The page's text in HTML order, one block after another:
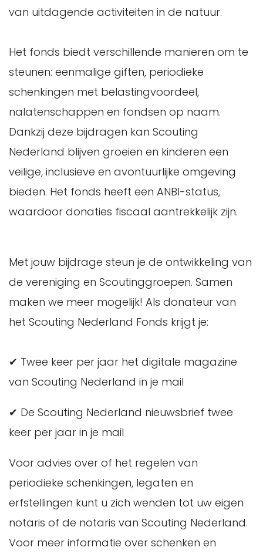
van uitdagende activiteiten in de natuur.
Het fonds biedt verschillende manieren om te
steunen: eenmalige giften, periodieke
schenkingen met belastingvoordeel,
nalatenschappen en fondsen op naam.
Dankzij deze bijdragen kan Scouting
Nederland blijven groeien en kinderen een
veilige, inclusieve en avontuurlijke omgeving
bieden. Het fonds heeft een ANBI-status,
waardoor donaties fiscaal aantrekkelijk zijn.
Met jouw bijdrage steun je de ontwikkeling van
de vereniging en Scoutinggroepen. Samen
maken we meer mogelijk! Als donateur van
het Scouting Nederland Fonds krijgt je:
✔ Twee keer per jaar het digitale magazine
van Scouting Nederland in je mail
✔ De Scouting Nederland nieuwsbrief twee
keer per jaar in je mail
Voor advies over of het regelen van
periodieke schenkingen, legaten en
erfstellingen kunt u zich wenden tot uw eigen
notaris of de notaris van Scouting Nederland.
Voor meer informatie over schenken en